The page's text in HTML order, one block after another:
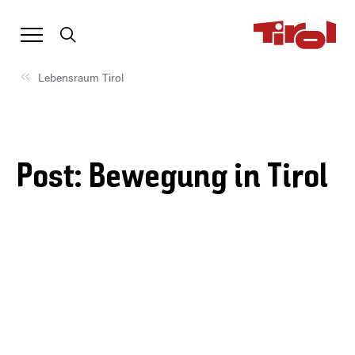
Lebensraum Tirol
Post: Bewegung in Tirol